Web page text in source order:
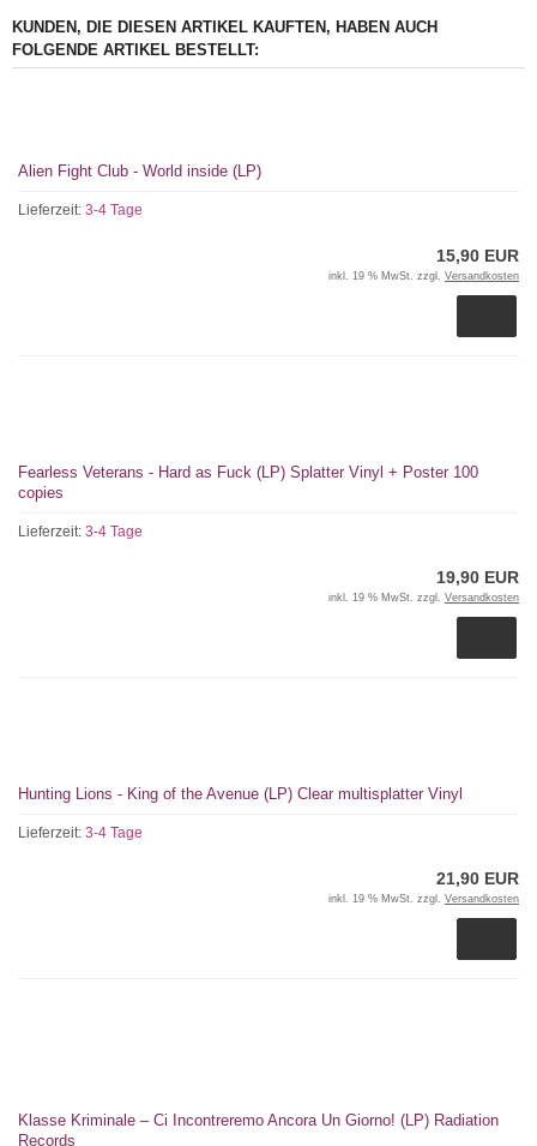
KUNDEN, DIE DIESEN ARTIKEL KAUFTEN, HABEN AUCH
FOLGENDE ARTIKEL BESTELLT:
Alien Fight Club - World inside (LP)
Lieferzeit: 3-4 Tage
15,90 EUR
inkl. 19 % MwSt. zzgl. Versandkosten
Fearless Veterans - Hard as Fuck (LP) Splatter Vinyl + Poster 100
copies
Lieferzeit: 3-4 Tage
19,90 EUR
inkl. 19 % MwSt. zzgl. Versandkosten
Hunting Lions - King of the Avenue (LP) Clear multisplatter Vinyl
Lieferzeit: 3-4 Tage
21,90 EUR
inkl. 19 % MwSt. zzgl. Versandkosten
Klasse Kriminale – Ci Incontreremo Ancora Un Giorno! (LP) Radiation
Records